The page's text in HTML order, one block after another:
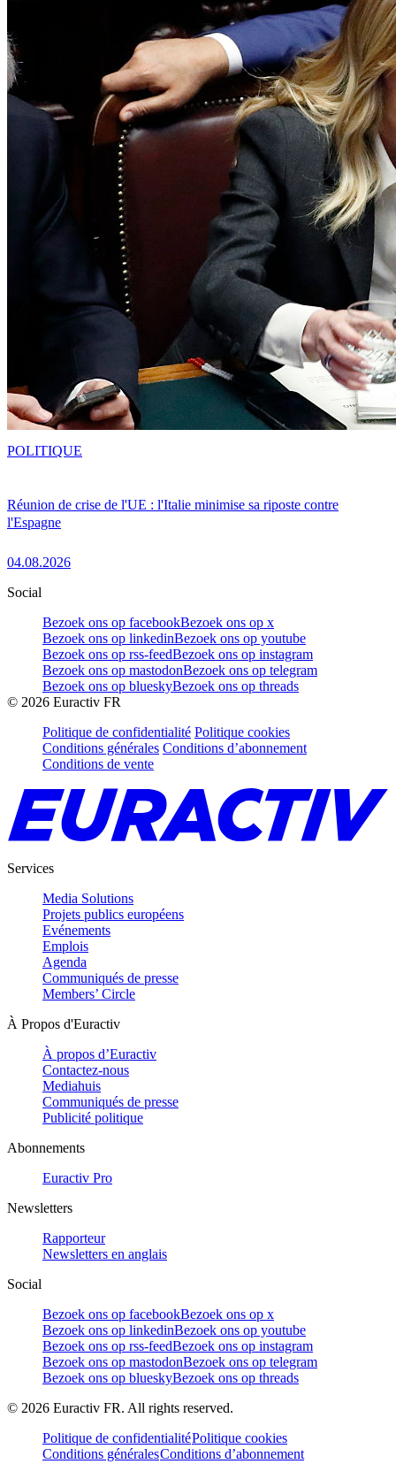
Réunion de crise de l'UE : l'Italie minimise sa riposte contre
l'Espagne
04.08.2026
POLITIQUE
Social
Bezoek ons op facebookBezoek ons op x
Bezoek ons op linkedinBezoek ons op youtube
Bezoek ons op rss-feedBezoek ons op instagram
Bezoek ons op mastodonBezoek ons op telegram
Bezoek ons op blueskyBezoek ons op threads
© 2026 Euractiv FR
Politique de confidentialité Politique cookies
Conditions générales Conditions d’abonnement
Conditions de vente
Services
Media Solutions
Projets publics européens
Evénements
Emplois
Agenda
Communiqués de presse
Members’ Circle
À Propos d'Euractiv
À propos d’Euractiv
Contactez-nous
Mediahuis
Communiqués de presse
Publicité politique
Abonnements
Euractiv Pro
Newsletters
Rapporteur
Newsletters en anglais
Social
Bezoek ons op facebookBezoek ons op x
Bezoek ons op linkedinBezoek ons op youtube
Bezoek ons op rss-feedBezoek ons op instagram
Bezoek ons op mastodonBezoek ons op telegram
Bezoek ons op blueskyBezoek ons op threads
© 2026 Euractiv FR. All rights reserved.
Politique de confidentialitéPolitique cookies
Conditions généralesConditions d’abonnement